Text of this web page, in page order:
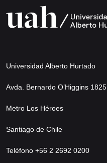
Universidad Alberto Hurtado
Avda. Bernardo O’Higgins 1825
Metro Los Héroes
Santiago de Chile
Teléfono +56 2 2692 0200